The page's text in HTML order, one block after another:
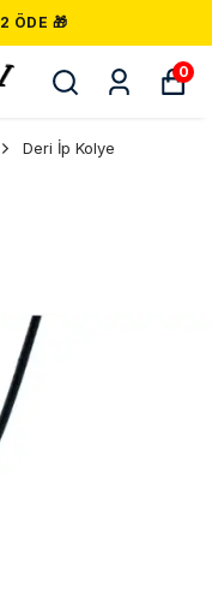
ÖDE 🎁
0
Deri İp Kolye